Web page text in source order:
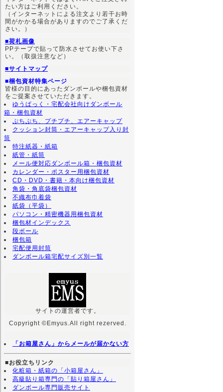
たい方はご利用ください。
（インターネットによる注文より若干お時
間がかかる場合がありますのでご了承くだ
さい。）
■荷札画像
PPテープで貼って防水させてお使い下さ
い。（取扱注意など）
■サイトマップ
■梱包資材特集ページ
皆様の目的にあったダンボールや梱包資材
をご提案させていただきます。
ゆうぱっく・宅配会社向けダンボール
箱・梱包資材
ぷちぷち、プチプチ、エアーキャップ
クッション封筒・エアーキャップ入り封
筒
特注紙器・紙箱
紙管・紙筒
メール便対応ダンボール箱・梱包資材
カレンダー・ポスター用梱包資材
CD・DVD・書籍・本向け梱包資材
角袋・角底袋梱包資材
不織布巾着袋
紙袋（平袋）
パソコン・精密機器用梱包資材
梱包材インデックス
段ボール
梱包箱
宅配便用封筒
ダンボール箱宅配サイズ別一覧
サイトの運営者です。
Copyright ©Emyus.All right rezerved.
「お箱屋さん」からメールが届かない方
■お役立ちリンク
化粧箱・紙箱の「小箱屋さん」
高級貼り箱専門の「貼り箱屋さん」
ダンボール専門販売サイト